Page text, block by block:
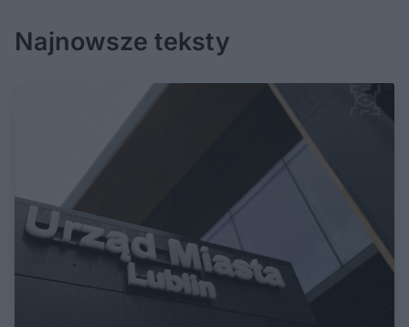
Najnowsze teksty